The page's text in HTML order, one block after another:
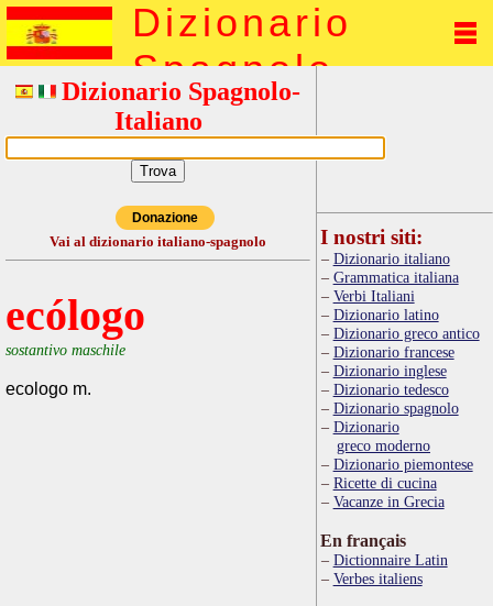
Dizionario
Spagnolo
Dizionario Spagnolo-
Italiano
Donazione
Vai al dizionario italiano-spagnolo
ecólogo
sostantivo maschile
ecologo m.
I nostri siti:
Dizionario italiano
Grammatica italiana
Verbi Italiani
Dizionario latino
Dizionario greco antico
Dizionario francese
Dizionario inglese
Dizionario tedesco
Dizionario spagnolo
Dizionario
greco moderno
Dizionario piemontese
Ricette di cucina
Vacanze in Grecia
En français
Dictionnaire Latin
Verbes italiens